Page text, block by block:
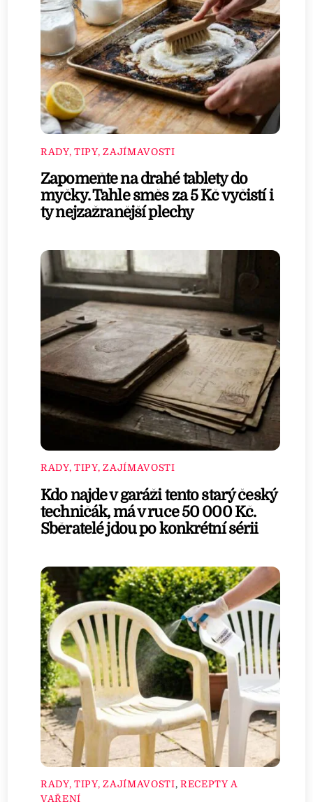
RADY, TIPY, ZAJÍMAVOSTI
Zapomeňte na drahé tablety do
myčky. Tahle směs za 5 Kč vyčistí i
ty nejzažranější plechy
RADY, TIPY, ZAJÍMAVOSTI
Kdo najde v garáži tento starý český
techničák, má v ruce 50 000 Kč.
Sběratelé jdou po konkrétní sérii
RADY, TIPY, ZAJÍMAVOSTI, RECEPTY A
VAŘENÍ